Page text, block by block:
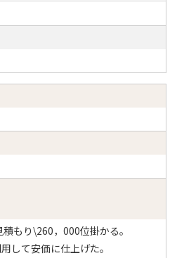
もり\260，000位掛かる。
して安価に仕上げた。